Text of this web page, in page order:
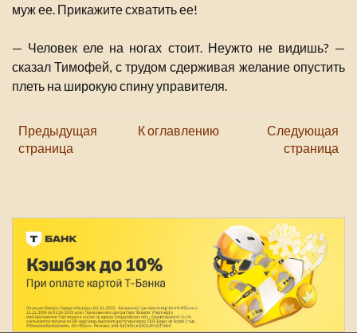
муж ее. Прикажите схватить ее!
— Человек еле на ногах стоит. Неужто не видишь? —
сказал Тимофей, с трудом сдерживая желание опустить
плеть на широкую спину управителя.
Предыдущая
страница
К оглавлению
Следующая
страница